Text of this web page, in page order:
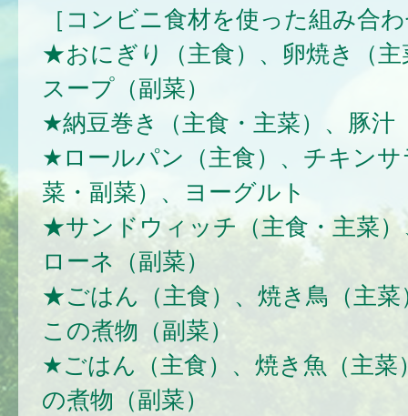
［コンビニ食材を使った組み合
★おにぎり（主食）、卵焼き（主
スープ（副菜）
★納豆巻き（主食・主菜）、豚汁
★ロールパン（主食）、チキン
菜・副菜）、ヨーグルト
★サンドウィッチ（主食・主菜
ローネ（副菜）
★ごはん（主食）、焼き鳥（主
この煮物（副菜）
★ごはん（主食）、焼き魚（主菜
の煮物（副菜）